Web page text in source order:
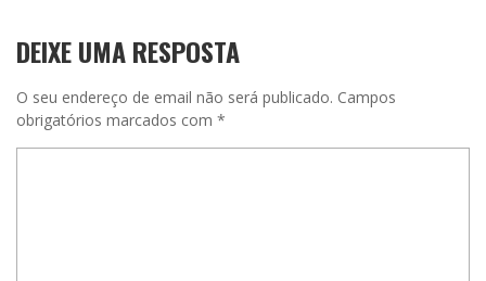
DEIXE UMA RESPOSTA
O seu endereço de email não será publicado. Campos
obrigatórios marcados com *